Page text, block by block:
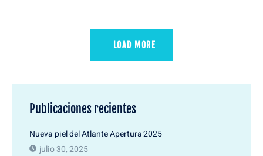
LOAD MORE
Publicaciones recientes
Nueva piel del Atlante Apertura 2025
julio 30, 2025